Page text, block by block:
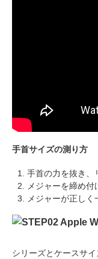
手首サイズの測り方
手首の力を抜き、
メジャーを締め
メジャーが正し
シリーズとケースサ